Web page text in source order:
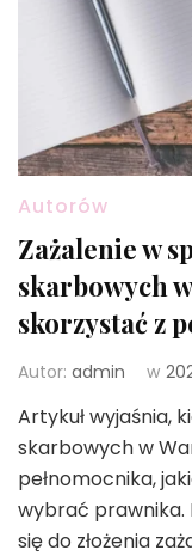
Autorów
Zażalenie w
skarbowych
skorzystać z
Autor: admin w
Artykuł wyjaśnia,
skarbowych w
pełnomocnika,
wybrać prawnika.
się do złożenia